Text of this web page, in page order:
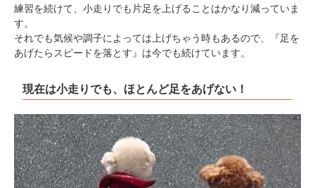
練習を続けて、小走りでも片足を上げることはかなり減っていま
す。
それでも気候や調子によっては上げちゃう時もあるので、『足を
あげたらスピードを落とす』は今でも続けています。
現在は小走りでも、ほとんど足をあげない！